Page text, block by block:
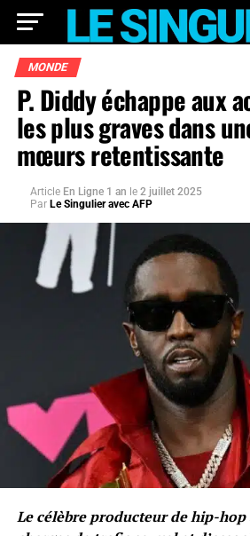
MONDE
P. Diddy échappe aux
les plus graves dans
mœurs retentissante
Article En Ligne 1 an le 2 juillet 2025
Par Le Singulier avec AFP
Le célèbre producteur de hip-hop